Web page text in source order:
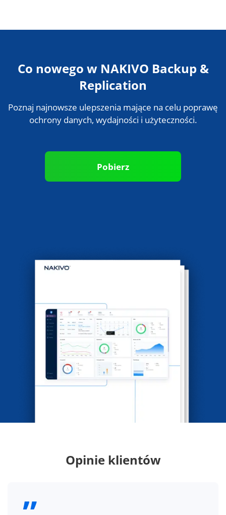
Co nowego w NAKIVO Backup &
Replication
Poznaj najnowsze ulepszenia mające na celu poprawę
ochrony danych, wydajności i użyteczności.
Pobierz
Opinie klientów